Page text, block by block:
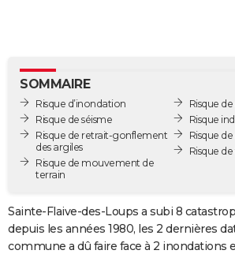
BONS PLANS
CARTE DE VOEUX
Carte de Noël
Carte Bonne année
Carte Saint-Valentin
Carte Pâques
Carte d'anniversaire
DICTIONNAIRE
Dictionnaire
Biographies
Citations
Expressions
Proverbes
PROGRAMME TV
COPAINS D'AVANT
S'inscrire
Se connecter
Lycées
Collèges
Primaires
Universités
Entreprises
Service militaire
Avis de recherche
AVIS DE DÉCÈS
SOMMAIRE
Risque d’inondation
Risque de séisme
Risque de retrait-gonflement
des argiles
Risque de mouvement de
terrain
Risque
Risque
Risque
Risque
Sainte-Flaive-des-Loups a subi 8
depuis les années 1980, les 2 dernières
commune a dû faire face à 2 inondations